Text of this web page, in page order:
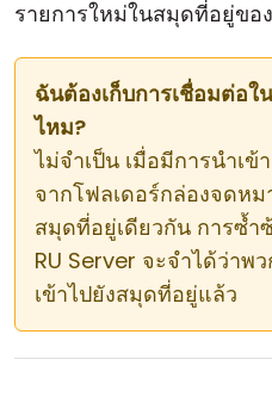
รายการใหม่ในสมุดที่อยู่ขอ
ฉันต้องเก็บการเชื่อมต่อ
ไหม?
ไม่จำเป็น เมื่อมีการนำเ
จากโฟลเดอร์กล่องจดห
สมุดที่อยู่เดียวกัน การซ้ำ
RU Server จะจำได้ว่าพ
เข้าไปยังสมุดที่อยู่แล้ว